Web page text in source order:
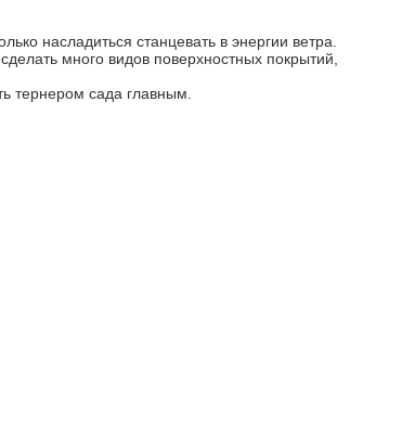
насладиться станцевать в энергии ветра.
много видов поверхностных покрытий,
тернером сада главным.